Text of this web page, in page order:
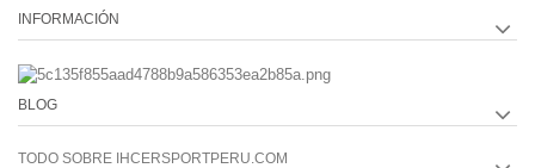
INFORMACIÓN
BLOG
TODO SOBRE IHCERSPORTPERU.COM